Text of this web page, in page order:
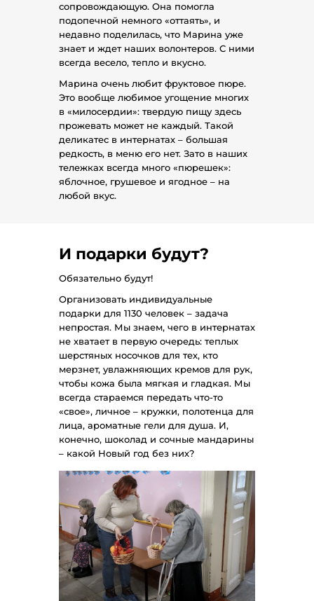
Марина очень любит фруктовое пюре.
Это вообще любимое угощение многих
в «милосердии»: твердую пищу здесь
прожевать может не каждый. Такой
деликатес в интернатах – большая
редкость, в меню его нет. Зато в наших
тележках всегда много «пюрешек»:
яблочное, грушевое и ягодное – на
любой вкус.
сопровождающую. Она помогла
подопечной немного «оттаять», и
недавно поделилась, что Марина уже
знает и ждет наших волонтеров. С ними
всегда весело, тепло и вкусно.
И подарки будут?
Организовать индивидуальные
подарки для 1130 человек – задача
непростая. Мы знаем, чего в интернатах
не хватает в первую очередь: теплых
шерстяных носочков для тех, кто
мерзнет, увлажняющих кремов для рук,
чтобы кожа была мягкая и гладкая. Мы
всегда стараемся передать что-то
«свое», личное – кружки, полотенца для
лица, ароматные гели для душа. И,
конечно, шоколад и сочные мандарины
– какой Новый год без них?
Обязательно будут!